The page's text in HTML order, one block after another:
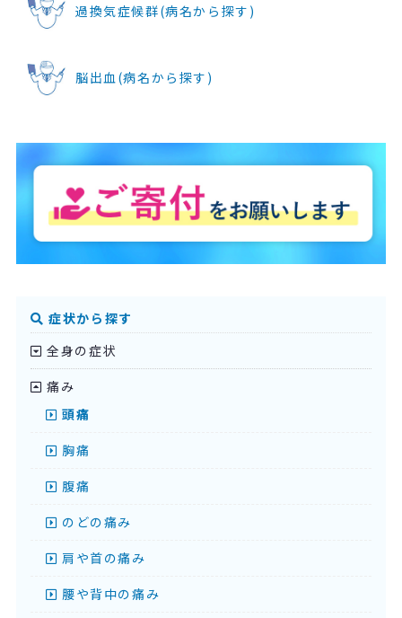
過換気症候群(病名から探す)
脳出血(病名から探す)
症状から探す
全身の症状
痛み
頭痛
胸痛
腹痛
のどの痛み
肩や首の痛み
腰や背中の痛み